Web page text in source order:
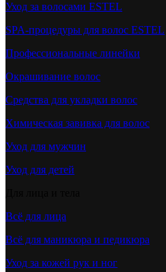
Уход за волосами ESTEL
SPA-процедуры для волос ESTEL
Профессиональные линейки
Окрашивание волос
Средства для укладки волос
Химическая завивка для волос
Уход для мужчин
Уход для детей
Всё для лица
Всё для маникюра и педикюра
Уход за кожей рук и ног